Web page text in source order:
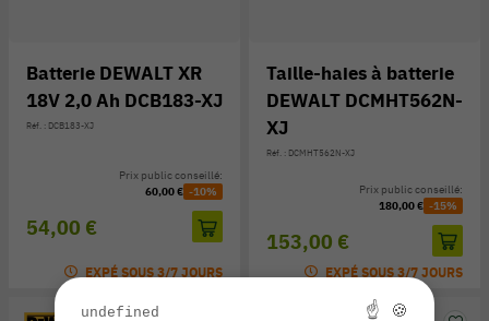
Batterie DEWALT XR
18V 2,0 Ah DCB183-XJ
Réf. : DCB183-XJ
54,00 €
Prix public conseillé:
60,00 € -10%
EXPÉ SOUS 3/7 JOURS
Taille-haies à batterie
DEWALT DCMHT562N-
XJ
Réf. : DCMHT562N-XJ
153,00 €
Prix public conseillé:
180,00 € -15%
EXPÉ SOUS 3/7 JOURS
undefined ☝ 🍪